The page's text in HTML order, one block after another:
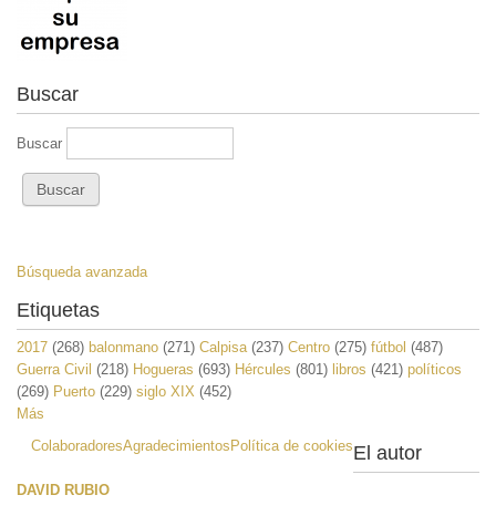
Buscar
Buscar
Búsqueda avanzada
Etiquetas
2017 (268) balonmano (271) Calpisa(237) Centro (275) fútbol (487)
Guerra Civil (218) Hogueras (693) Hércules (801) libros (421) políticos
(269) Puerto (229) siglo XIX (452)
Más
ColaboradoresAgradecimientosPolítica de cookiesEl autor
DAVID RUBIO